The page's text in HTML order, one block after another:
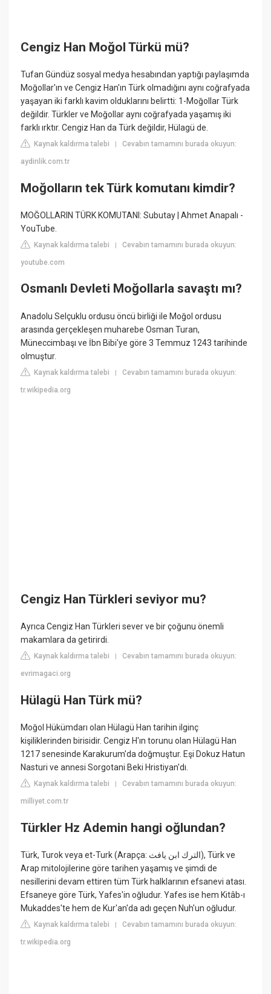
Cengiz Han Moğol Türkü mü?
Tufan Gündüz sosyal medya hesabından yaptığı paylaşımda
Moğollar'ın ve Cengiz Han'ın Türk olmadığını aynı coğrafyada
yaşayan iki farklı kavim olduklarını belirtti: 1-Moğollar Türk
değildir. Türkler ve Moğollar aynı coğrafyada yaşamış iki
farklı ırktır. Cengiz Han da Türk değildir, Hülagü de.
Kaynak kaldırma talebi |Cevabın tamamını burada okuyun:
aydinlik.com.tr
Moğolların tek Türk komutanı kimdir?
MOĞOLLARIN TÜRK KOMUTANI: Subutay | Ahmet Anapalı -
YouTube.
Kaynak kaldırma talebi |Cevabın tamamını burada okuyun:
youtube.com
Osmanlı Devleti Moğollarla savaştı mı?
Anadolu Selçuklu ordusu öncü birliği ile Moğol ordusu
arasında gerçekleşen muharebe Osman Turan,
Müneccimbaşı ve İbn Bibi'ye göre 3 Temmuz 1243 tarihinde
olmuştur.
Kaynak kaldırma talebi |Cevabın tamamını burada okuyun:
tr.wikipedia.org
Cengiz Han Türkleri seviyor mu?
Ayrıca Cengiz Han Türkleri sever ve bir çoğunu önemli
makamlara da getirirdi.
Kaynak kaldırma talebi |Cevabın tamamını burada okuyun:
evrimagaci.org
Hülagü Han Türk mü?
Moğol Hükümdarı olan Hülagü Han tarihin ilginç
kişiliklerinden birisidir. Cengiz H'ın torunu olan Hülagü Han
1217 senesinde Karakurum'da doğmuştur. Eşi Dokuz Hatun
Nasturi ve annesi Sorgotani Beki Hristiyan'dı.
Kaynak kaldırma talebi |Cevabın tamamını burada okuyun:
milliyet.com.tr
Türkler Hz Ademin hangi oğlundan?
Türk, Turok veya et-Turk (Arapça: الترك ابن يافث), Türk ve
Arap mitolojilerine göre tarihen yaşamış ve şimdi de
nesillerini devam ettiren tüm Türk halklarının efsanevi atası.
Efsaneye göre Türk, Yafes'in oğludur. Yafes ise hem Kitâb-ı
Mukaddes'te hem de Kur'an'da adı geçen Nuh'un oğludur.
Kaynak kaldırma talebi |Cevabın tamamını burada okuyun:
tr.wikipedia.org